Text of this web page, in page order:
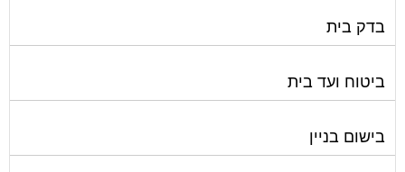
בדק בית
ביטוח ועד בית
בישום בניין